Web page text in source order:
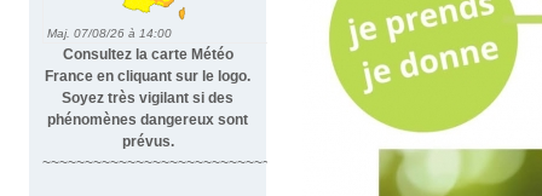
Consultez la carte Météo
France en cliquant sur le logo.
Soyez très vigilant si des
phénomènes dangereux sont
prévus.
~~~~~~~~~~~~~~~~~~~~~~~~~~~~